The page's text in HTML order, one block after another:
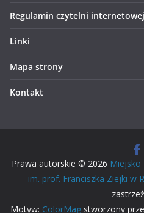
Regulamin czytelni internetowej
Linki
Mapa strony
Kontakt
Prawa autorskie © 2026 Miejsko
im. prof. Franciszka Ziejki w
Motyw: ColorMagstworzony